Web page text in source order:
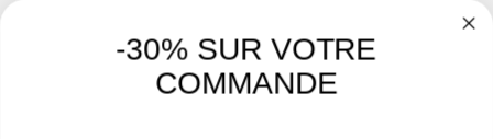
4.8/ 5
-30% SUR VOTRE
COMMANDE